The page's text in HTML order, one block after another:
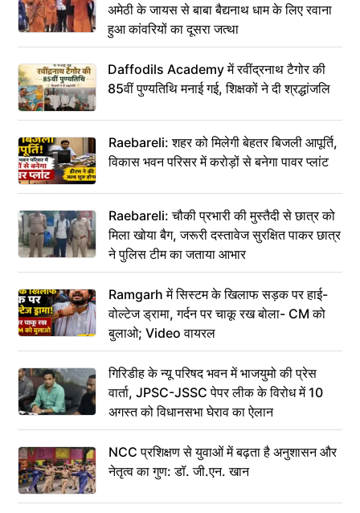
अमेठी के जायस से बाबा बैद्यनाथ धाम के लिए रवाना
हुआ कांवरियों का दूसरा जत्था
Daffodils Academy में रवींद्रनाथ टैगोर की
85वीं पुण्यतिथि मनाई गई, शिक्षकों ने दी श्रद्धांजलि
Raebareli: शहर को मिलेगी बेहतर बिजली आपूर्ति,
विकास भवन परिसर में करोड़ों से बनेगा पावर प्लांट
Raebareli: चौकी प्रभारी की मुस्तैदी से छात्र को
मिला खोया बैग, जरूरी दस्तावेज सुरक्षित पाकर छात्र
ने पुलिस टीम का जताया आभार
Ramgarh में सिस्टम के खिलाफ सड़क पर हाई-
वोल्टेज ड्रामा, गर्दन पर चाकू रख बोला- CM को
बुलाओ; Video वायरल
गिरिडीह के न्यू परिषद भवन में भाजयुमो की प्रेस
वार्ता, JPSC-JSSC पेपर लीक के विरोध में 10
अगस्त को विधानसभा घेराव का ऐलान
NCC प्रशिक्षण से युवाओं में बढ़ता है अनुशासन और
नेतृत्व का गुण: डॉ. जी.एन. खान